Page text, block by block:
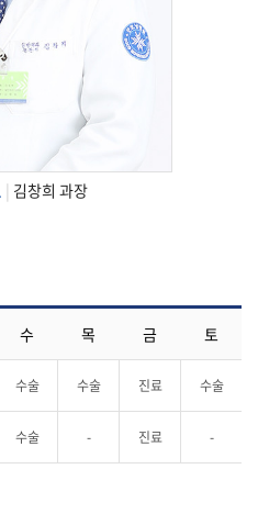
| 김창희 과장
수 목 금 토
수술 수술 진료 수술
수술 - 진료 -